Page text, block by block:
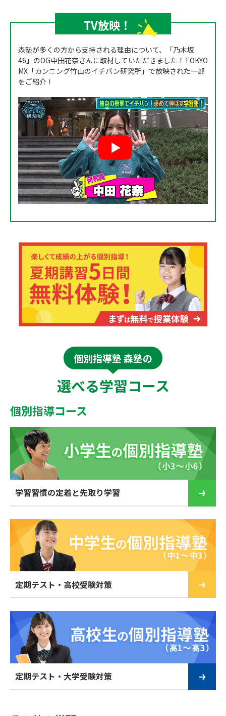
TV放映！
森塾が多くの方から支持される理由について、「乃木坂
46」のOG中田花奈さんに取材していただきました！TOKYO
MX「カンニング竹山のイチバン研究所」で放映された一部
をご紹介！
個別指導塾 森塾の
選べる学習コース
個別指導コース
学習習慣の定着と先取り学習
定期テスト・高校受験対策
定期テスト・大学受験対策